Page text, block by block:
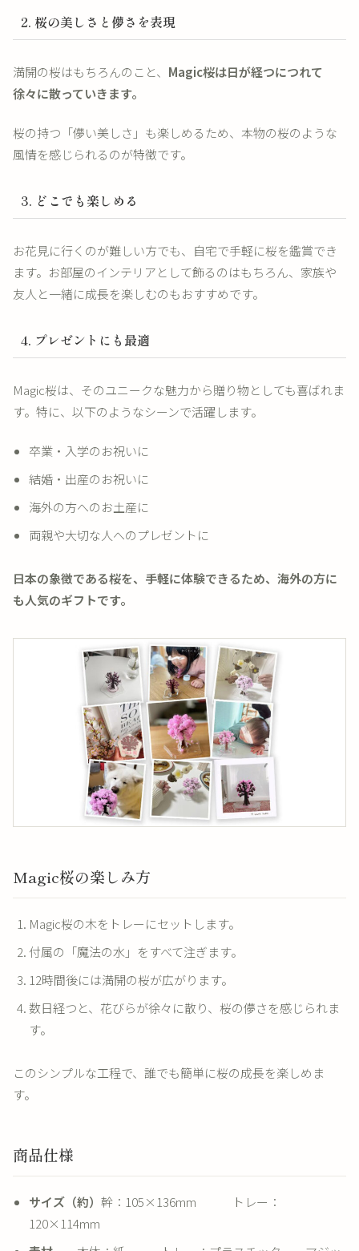
2. 桜の美しさと儚さを表現
満開の桜はもちろんのこと、 Magic桜は日が経つにつれて
徐々に散っていきます。
桜の持つ「儚い美しさ」も楽しめるため、本物の桜のような
風情を感じられるのが特徴です。
3. どこでも楽しめる
お花見に行くのが難しい方でも、自宅で手軽に桜を鑑賞でき
ます。お部屋のインテリアとして飾るのはもちろん、家族や
友人と一緒に成長を楽しむのもおすすめです。
4. プレゼントにも最適
Magic桜は、そのユニークな魅力から贈り物としても喜ばれま
す。特に、以下のようなシーンで活躍します。
卒業・入学のお祝いに
結婚・出産のお祝いに
海外の方へのお土産に
両親や大切な人へのプレゼントに
日本の象徴である桜を、手軽に体験できるため、海外の方に
も人気のギフトです。
Magic桜の楽しみ方
Magic桜の木をトレーにセットします。
付属の「魔法の水」をすべて注ぎます。
12時間後には満開の桜が広がります。
数日経つと、花びらが徐々に散り、桜の儚さを感じられま
す。
このシンプルな工程で、誰でも簡単に桜の成長を楽しめま
す。
商品仕様
サイズ（約） 幹：105×136mm トレー：
120×114mm